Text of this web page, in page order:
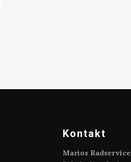
Kontakt
Marios Radservice